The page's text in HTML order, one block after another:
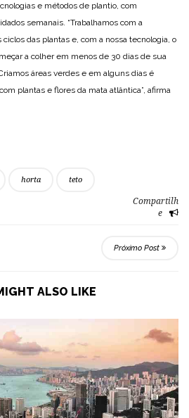
e métodos de plantio, com
semanais. “Trabalhamos com a
ciclos das plantas e, com a nossa tecnologia, o
a colher em menos de 30 dias de sua
áreas verdes e em alguns dias é
plantas e flores da mata atlântica”, afirma
horta teto
Compartilh
e
Próximo Post
ALSO LIKE